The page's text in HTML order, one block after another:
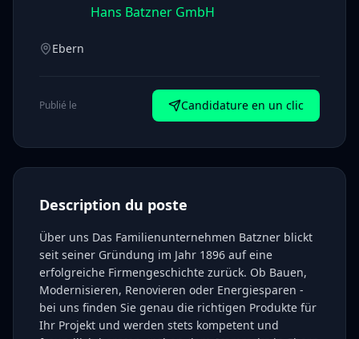
Hans Batzner GmbH
Ebern
Publié le Candidature en un clic
Description du poste
Über uns Das Familienunternehmen Batzner blickt
seit seiner Gründung im Jahr 1896 auf eine
erfolgreiche Firmengeschichte zurück. Ob Bauen,
Modernisieren, Renovieren oder Energiesparen -
bei uns finden Sie genau die richtigen Produkte für
Ihr Projekt und werden stets kompetent und